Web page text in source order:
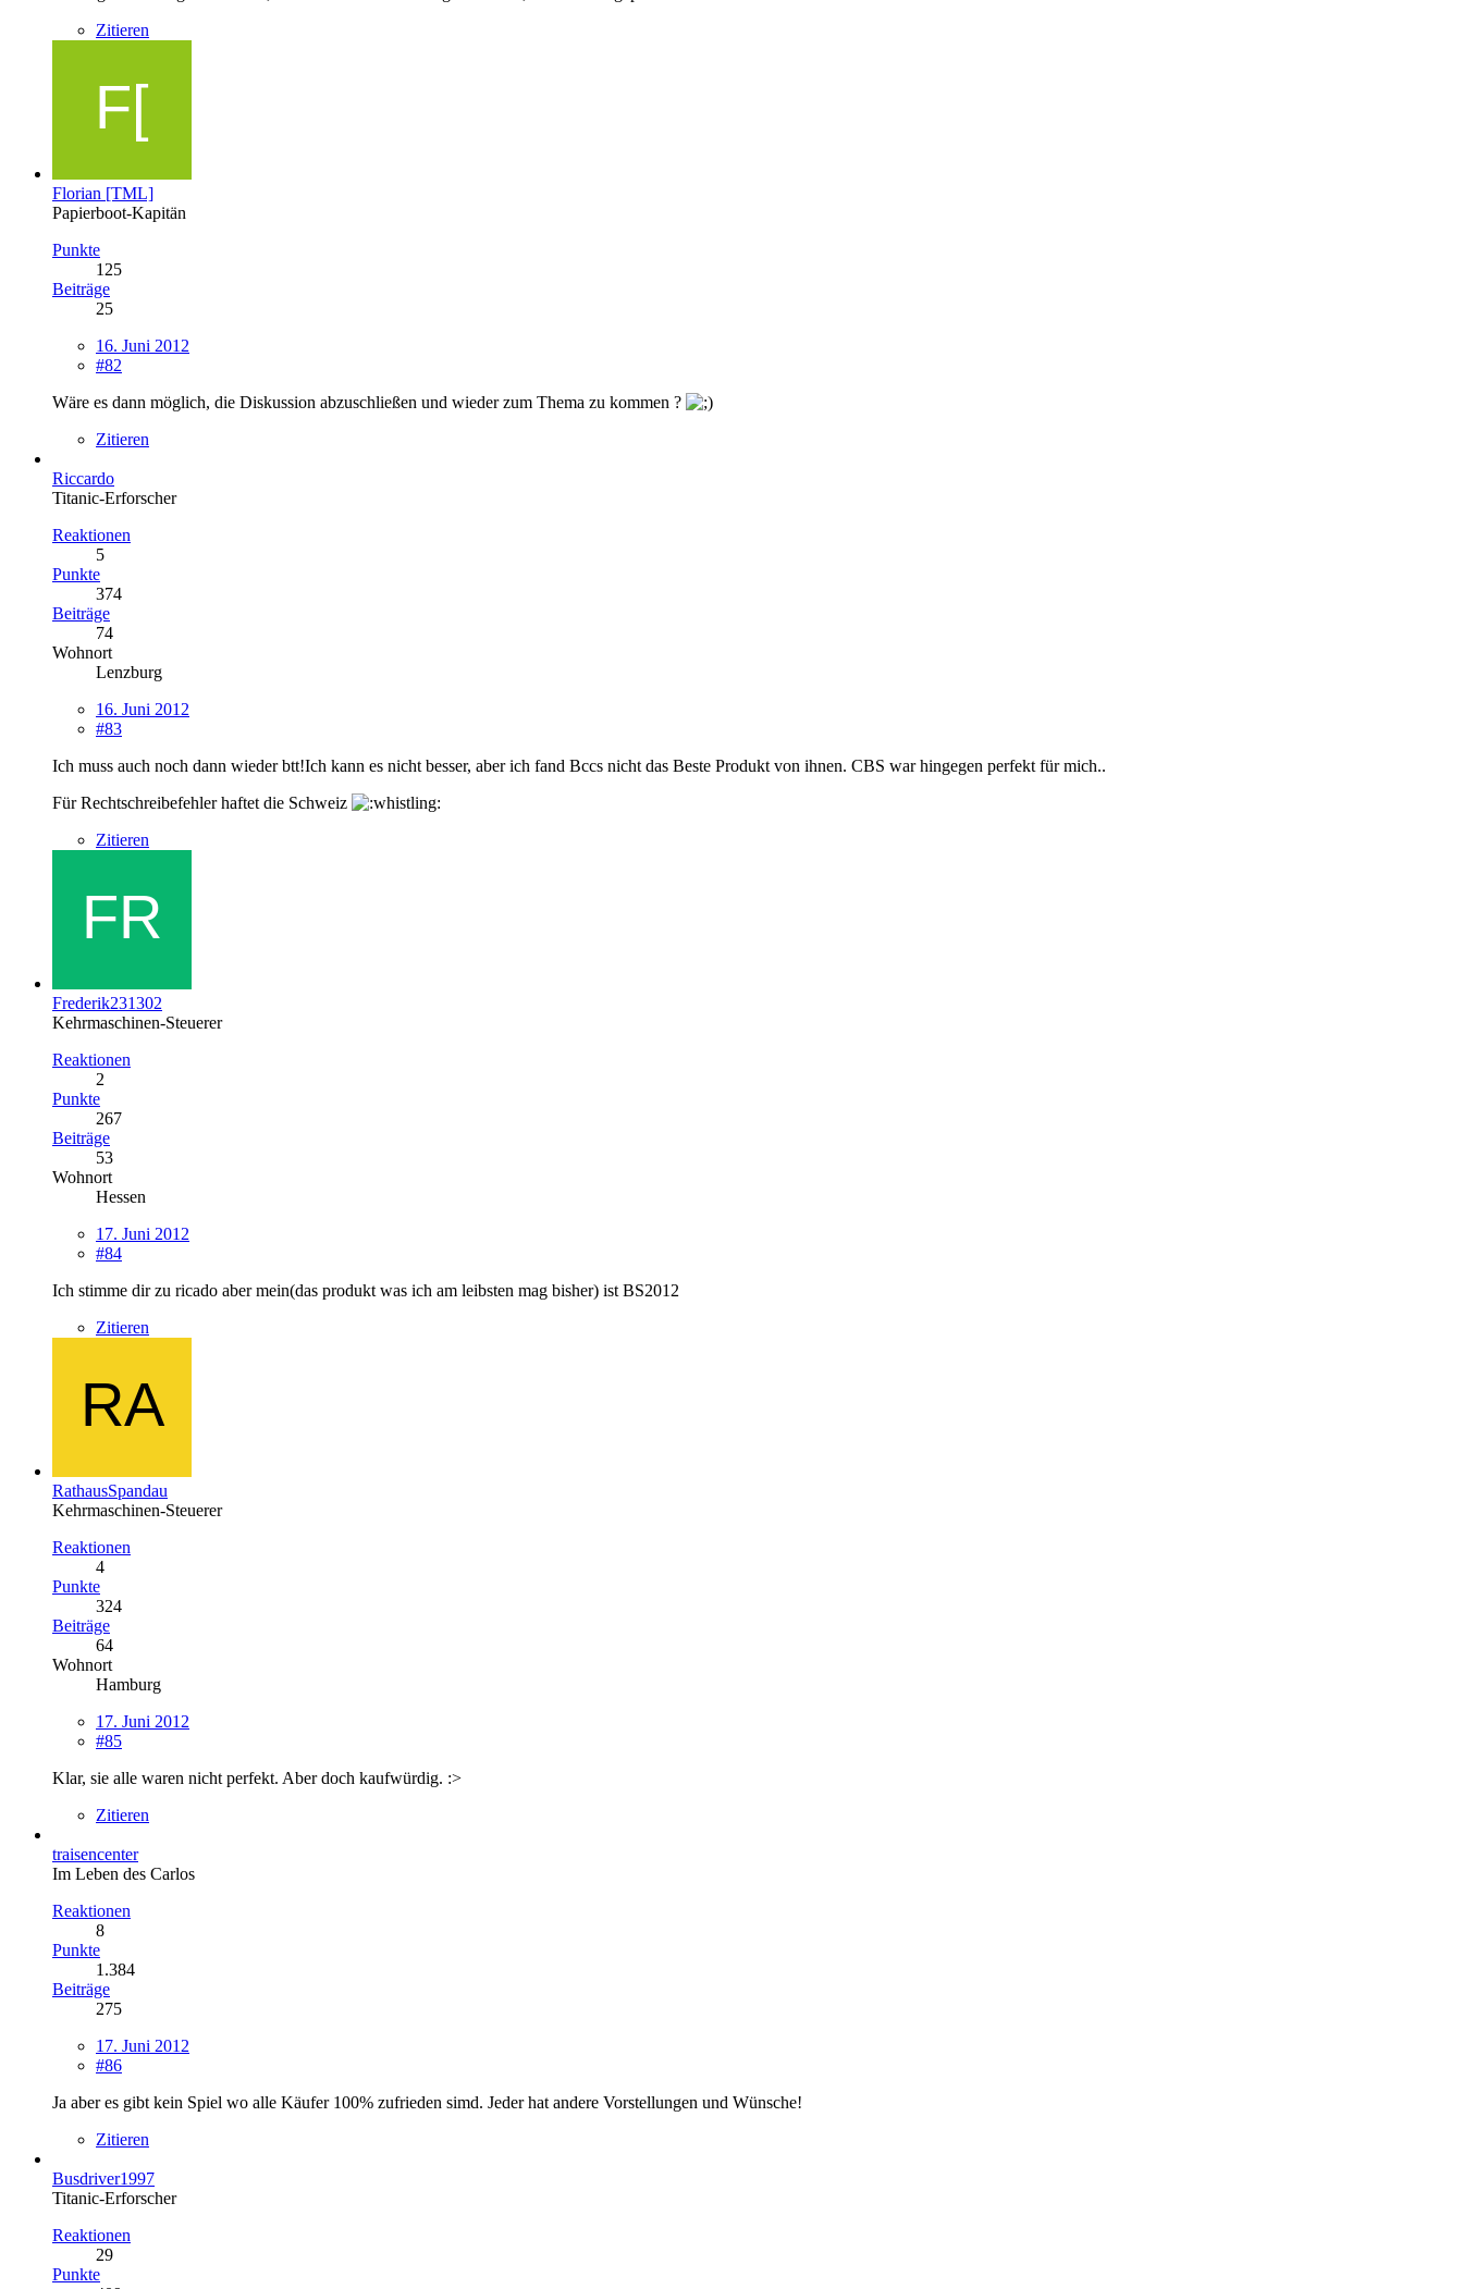
Zitieren
Florian [TML]
Papierboot-Kapitän
Punkte
125
Beiträge
25
16. Juni 2012
#82
Wäre es dann möglich, die Diskussion abzuschließen und wieder zum Thema zu kommen ?
Zitieren
Riccardo
Titanic-Erforscher
Reaktionen
5
Punkte
374
Beiträge
74
Wohnort
Lenzburg
16. Juni 2012
#83
Ich muss auch noch dann wieder btt!Ich kann es nicht besser, aber ich fand Bccs nicht das Beste Produkt von ihnen. CBS war hingegen perfekt für mich..
Für Rechtschreibefehler haftet die Schweiz
Zitieren
Frederik231302
Kehrmaschinen-Steuerer
Reaktionen
2
Punkte
267
Beiträge
53
Wohnort
Hessen
17. Juni 2012
#84
Ich stimme dir zu ricado aber mein(das produkt was ich am leibsten mag bisher) ist BS2012
Zitieren
RathausSpandau
Kehrmaschinen-Steuerer
Reaktionen
4
Punkte
324
Beiträge
64
Wohnort
Hamburg
17. Juni 2012
#85
Klar, sie alle waren nicht perfekt. Aber doch kaufwürdig. :>
Zitieren
traisencenter
Im Leben des Carlos
Reaktionen
8
Punkte
1.384
Beiträge
275
17. Juni 2012
#86
Ja aber es gibt kein Spiel wo alle Käufer 100% zufrieden simd. Jeder hat andere Vorstellungen und Wünsche!
Zitieren
Busdriver1997
Titanic-Erforscher
Reaktionen
29
Punkte